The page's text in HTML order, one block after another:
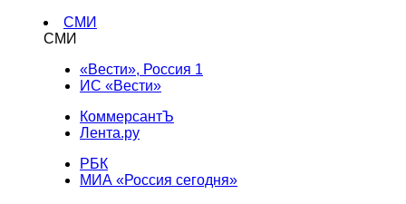
СМИ
СМИ
«Вести», Россия 1
ИС «Вести»
КоммерсантЪ
Лента.ру
РБК
МИА «Россия сегодня»